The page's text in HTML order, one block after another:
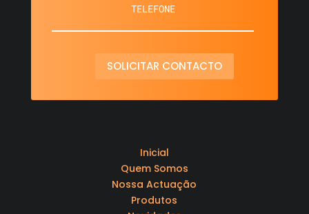
SOLICITAR CONTACTO
Inicial
Quem Somos
Nossa Actuação
Produtos